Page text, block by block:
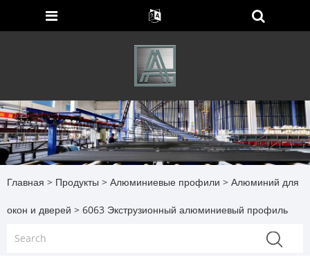
Главная > Продукты > Алюминиевые профили > Алюминий для
окон и дверей > 6063 Экструзионный алюминиевый профиль